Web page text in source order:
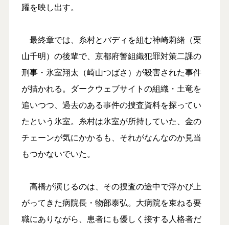
躍を映し出す。
最終章では、糸村とバディを組む神崎莉緒（栗
山千明）の後輩で、京都府警組織犯罪対策二課の
刑事・氷室翔太（崎山つばさ）が殺害された事件
が描かれる。ダークウェブサイトの組織・土竜を
追いつつ、過去のある事件の捜査資料を探ってい
たという氷室。糸村は氷室が所持していた、金の
チェーンが気にかかるも、それがなんなのか見当
もつかないでいた。
高橋が演じるのは、その捜査の途中で浮かび上
がってきた病院長・物部泰弘。大病院を束ねる要
職にありながら、患者にも優しく接する人格者だ